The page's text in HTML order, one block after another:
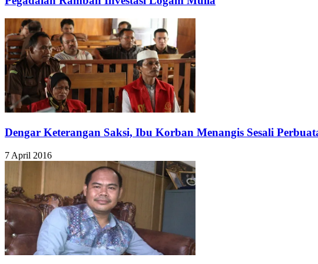
Dengar Keterangan Saksi, Ibu Korban Menangis Sesali
7 April 2016